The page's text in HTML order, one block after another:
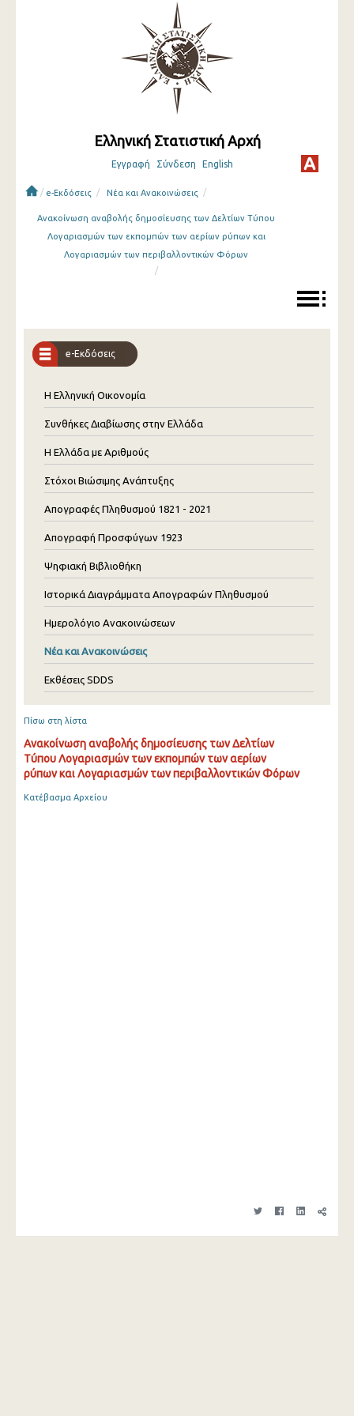
Ελληνική Στατιστική Αρχή
Εγγραφή Σύνδεση English
/ e-Εκδόσεις / Νέα και Ανακοινώσεις /
Ανακοίνωση αναβολής δημοσίευσης των Δελτίων Τύπου
Λογαριασμών των εκπομπών των αερίων ρύπων και
Λογαριασμών των περιβαλλοντικών Φόρων
/
e-Εκδόσεις
Η Ελληνική Οικονομία
Συνθήκες Διαβίωσης στην Ελλάδα
Η Ελλάδα με Αριθμούς
Στόχοι Βιώσιμης Ανάπτυξης
Απογραφές Πληθυσμού 1821 - 2021
Απογραφή Προσφύγων 1923
Ψηφιακή Βιβλιοθήκη
Ιστορικά Διαγράμματα Απογραφών Πληθυσμού
Ημερολόγιο Ανακοινώσεων
Νέα και Ανακοινώσεις
Εκθέσεις SDDS
Πίσω στη λίστα
Ανακοίνωση αναβολής δημοσίευσης των Δελτίων
Τύπου Λογαριασμών των εκπομπών των αερίων
ρύπων και Λογαριασμών των περιβαλλοντικών Φόρων
Κατέβασμα Αρχείου